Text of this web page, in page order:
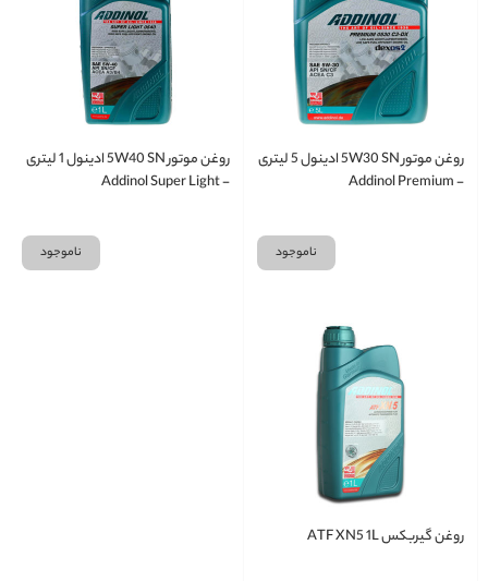
روغن موتور 5W30 SN ادینول 5 لیتری
- Addinol Premium
ناموجود
روغن موتور 5W40 SN ادینول 1 لیتری
- Addinol Super Light
ناموجود
روغن گيربکس ATF XN5 1L